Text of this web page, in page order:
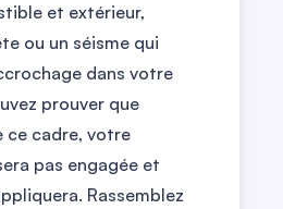
et extérieur,
ou un séisme qui
dans votre
prouver que
ce cadre, votre
pas engagée et
Rassemblez